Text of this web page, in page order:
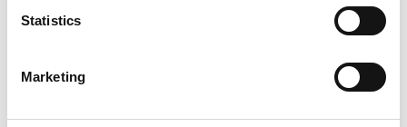
Statistics
Marketing